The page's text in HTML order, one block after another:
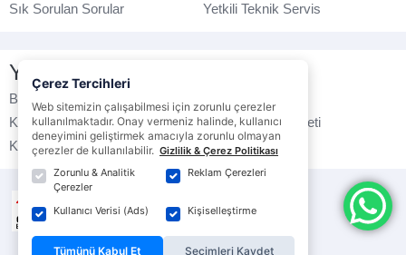
Sık Sorulan Sorular
Yetkili Teknik Servis
Yasal Bilgilendirme
Banka Hesap No
Çerez Politikası
Kullanım Koşulları
Ticari Elektronik İleti
K.V.K.K. Politikası
Veri Gizliliği
Çerez Tercihleri
Web sitemizin çalışabilmesi için zorunlu çerezler
kullanılmaktadır. Onay vermeniz halinde, kullanıcı
deneyimini geliştirmek amacıyla zorunlu olmayan
çerezler de kullanılabilir. Gizlilik & Çerez Politikası
Zorunlu & Analitik
Çerezler
Reklam Çerezleri
Kullanıcı Verisi (Ads) Kişiselleştirme
Tümünü Kabul Et Seçimleri Kaydet